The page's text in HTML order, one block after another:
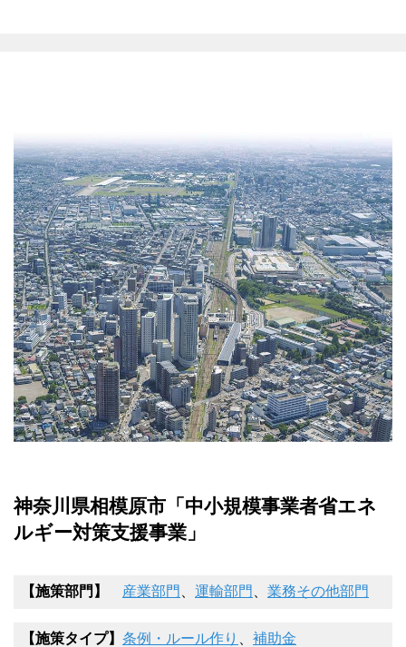
神奈川県相模原市「中小規模事業者省エネ
ルギー対策支援事業」
【施策部門】 産業部門 運輸部門 業務その他部門
【施策タイプ】 条例・ルール作り 補助金